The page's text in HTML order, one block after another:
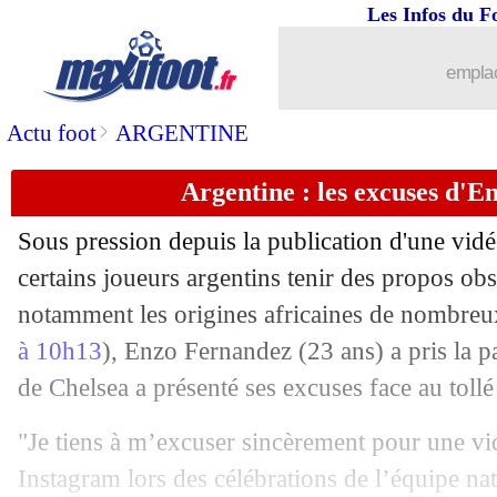
Actu foot> ARGENTINE
Les Infos du
Argentine : les excuses
Sous pression depuis la publication d'une
certains joueurs argentins tenir des propos
notamment les origines africaines de
à 10h13), Enzo Fernandez (23 ans) a pris la
de Chelsea a présenté ses excuses face au
"Je tiens à m’excuser sincèrement pour une
Instagram lors des célébrations de l’équipe
: Lee intégré au deal Osimhen ?
17/07 OM: combien Aubameyang va
17/07 Milan: Morata a signé
: Modric jusqu'en 2025 (officiel)
17/07 Barça: Thiago dans le staff de Flick
17/07 Rennes : Terrier va rejoindre
17/07 OM : Aubameyang, c'est fini (officiel)
17/07 PSG: Fabian Ruiz et son amour pour